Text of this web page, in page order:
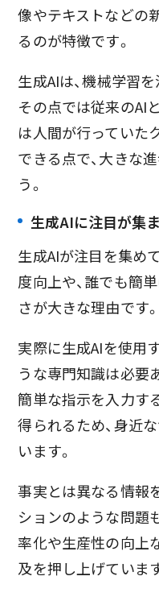
像やテキストなどの
るのが特徴です。
生成AIは、機械学習
その点では従来のAI
は人間が行っていた
できる点で、大きな
う。
生成AIに注目が集
生成AIが注目を集め
度向上や、誰でも簡
さが大きな理由です。
実際に生成AIを使用
うな専門知識は必要
簡単な指示を入力す
得られるため、身近
います。
事実とは異なる情報
ションのような問題
率化や生産性の向上
及を押し上げていま